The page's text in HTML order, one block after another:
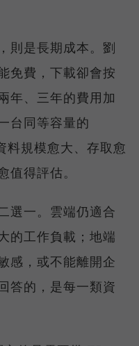
則是長期成本。劉
免費，下載卻會按
年、三年的費用加
台同等容量的
料規模愈大、存取愈
值得評估。
選一。雲端仍適合
的工作負載；地端
感，或不能離開企
答的，是每一類資